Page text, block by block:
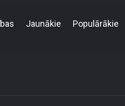
Jaunākie Populārākie